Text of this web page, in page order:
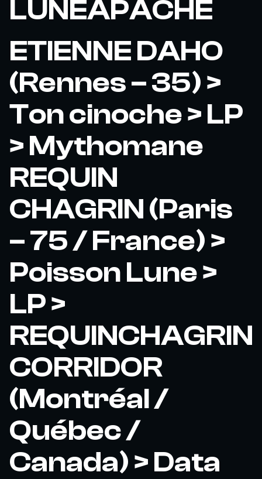
LUNEAPACHE
ETIENNE DAHO
(Rennes – 35) >
Ton cinoche > LP
> Mythomane
REQUIN
CHAGRIN (Paris
– 75 / France) >
Poisson Lune >
LP >
REQUINCHAGRIN
CORRIDOR
(Montréal /
Québec /
Canada) > Data